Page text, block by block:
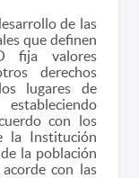
de las
que definen
fija valores
derechos
lugares de
con los
la Institución
la población
con las